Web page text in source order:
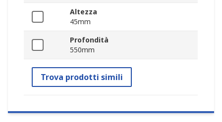
Altezza
45mm
Profondità
550mm
Trova prodotti simili